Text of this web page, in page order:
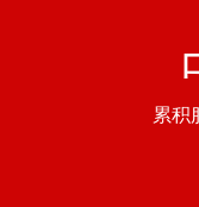
累积